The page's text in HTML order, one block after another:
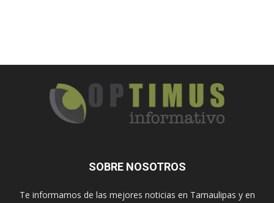
SOBRE NOSOTROS
Te informamos de las mejores noticias en Tamaulipas y en